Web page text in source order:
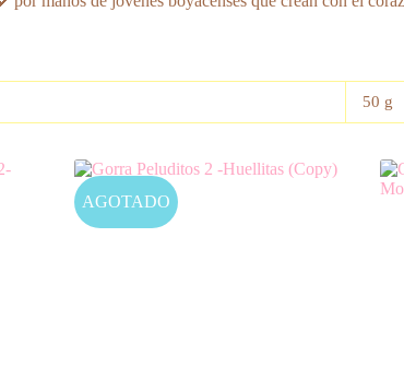
50 g
AGOTADO